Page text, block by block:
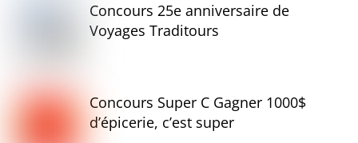
Concours 25e anniversaire de
Voyages Traditours
Concours Super C Gagner 1000$
d’épicerie, c’est super